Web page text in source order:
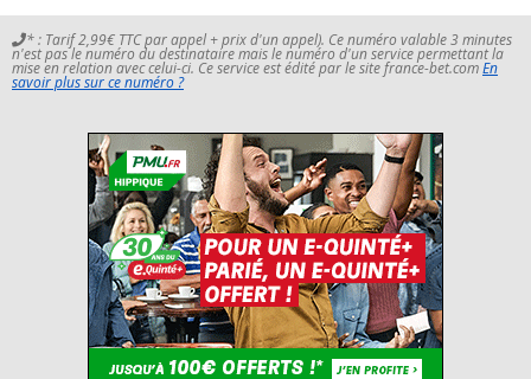
* : Tarif 2,99€ TTC par appel + prix d'un appel). Ce numéro valable 3 minutes
n'est pas le numéro du destinataire mais le numéro d'un service permettant la
mise en relation avec celui-ci. Ce service est édité par le site france-bet.comEn
savoir plus sur ce numéro ?